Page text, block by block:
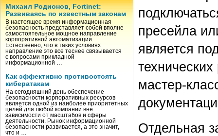
Михаил Родионов, Fortinet:
Развиваясь по известным законам
В настоящее время информационная
безопасность представляет собой вполне
самостоятельное мощное направление
корпоративной автоматизации.
Естественно, что в таких условиях
направление это все теснее связывается
с вопросами прикладной
информационной …
Как эффективно противостоять
кибератакам
На сегодняшний день обеспечение
безопасности корпоративных ресурсов
является одной из наиболее приоритетных
целей для любой компании вне
зависимости от масштабов и сферы
деятельности. Рынок информационной
безопасности развивается, а это значит,
что и …
пресейла
является
мастер-
Отдельная